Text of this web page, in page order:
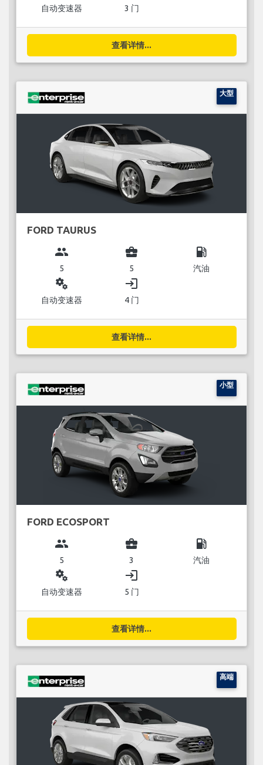
自动变速器 3 门
查看详情...
大型
FORD TAURUS
group
5
business_center
5
local_gas_station
汽油
miscellaneous_services
自动变速器
login
4 门
查看详情...
小型
FORD ECOSPORT
group
5
business_center
3
local_gas_station
汽油
miscellaneous_services
自动变速器
login
5 门
查看详情...
高端